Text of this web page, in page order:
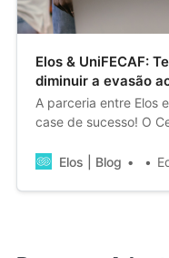
Elos & UniFECAF:
diminuir a evasão
A parceria entre Elos
case de sucesso! O
nossos convidados
Elos | Blog